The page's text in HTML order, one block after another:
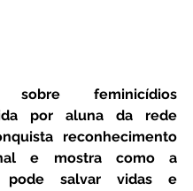
sobre feminicídios
por aluna da rede
reconhecimento
e mostra como a
pode salvar vidas e